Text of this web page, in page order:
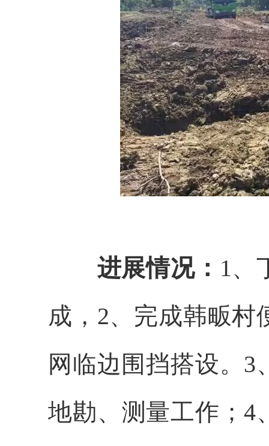
进展情况： 1、
成，2、完成韩畈村
网临边围挡搭设。
地勘、测量工作；4